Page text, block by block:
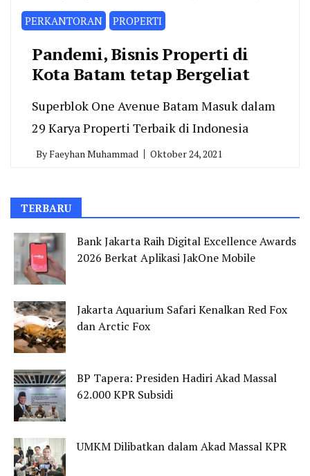
PERKANTORAN PROPERTI
Pandemi, Bisnis Properti di
Kota Batam tetap Bergeliat
Superblok One Avenue Batam Masuk dalam
29 Karya Properti Terbaik di Indonesia
ByFaeyhan Muhammad Oktober 24, 2021
TERBARU
Bank Jakarta Raih Digital Excellence Awards
2026 Berkat Aplikasi JakOne Mobile
Jakarta Aquarium Safari Kenalkan Red Fox
dan Arctic Fox
BP Tapera: Presiden Hadiri Akad Massal
62.000 KPR Subsidi
UMKM Dilibatkan dalam Akad Massal KPR